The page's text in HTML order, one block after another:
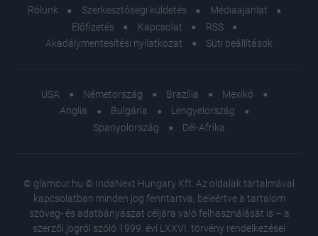
Rólunk
Szerkesztőségi küldetés
Médiaajánlat
Előfizetés
Kapcsolat
RSS
Akadálymentesítési nyilatkozat
Süti beállítások
USA Németország Brazília
Mexikó
Anglia
Bulgária
Lengyelország
Spanyolország
Dél-Afrika
© glamour.hu © IndaNext Hungary Kft. Az oldalak tartalmával
kapcsolatban minden jog fenntartva, beleértve a tartalom
szöveg- és adatbányászat céljára való felhasználását is – a
szerzői jogról szóló 1999. évi LXXVI. törvény rendelkezései